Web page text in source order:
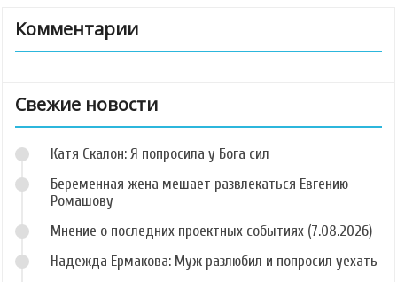
Комментарии
Свежие новости
Катя Скалон: Я попросила у Бога сил
Беременная жена мешает развлекаться Евгению
Ромашову
Мнение о последних проектных событиях (7.08.2026)
Надежда Ермакова: Муж разлюбил и попросил уехать